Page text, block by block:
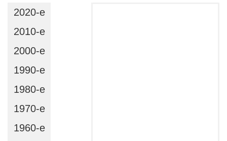
2020-e
2010-e
2000-e
1990-e
1980-e
1970-e
1960-e